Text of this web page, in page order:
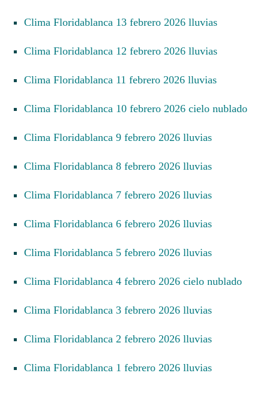
Clima Floridablanca 13 febrero 2026 lluvias
Clima Floridablanca 12 febrero 2026 lluvias
Clima Floridablanca 11 febrero 2026 lluvias
Clima Floridablanca 10 febrero 2026 cielo nublado
Clima Floridablanca 9 febrero 2026 lluvias
Clima Floridablanca 8 febrero 2026 lluvias
Clima Floridablanca 7 febrero 2026 lluvias
Clima Floridablanca 6 febrero 2026 lluvias
Clima Floridablanca 5 febrero 2026 lluvias
Clima Floridablanca 4 febrero 2026 cielo nublado
Clima Floridablanca 3 febrero 2026 lluvias
Clima Floridablanca 2 febrero 2026 lluvias
Clima Floridablanca 1 febrero 2026 lluvias